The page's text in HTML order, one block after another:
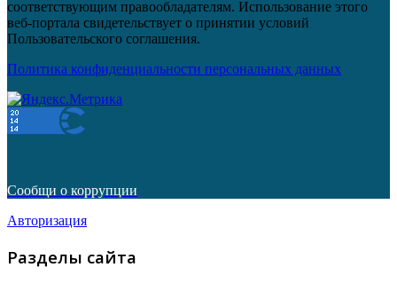
соответствующим правообладателям. Использование этого
веб-портала свидетельствует о принятии условий
Пользовательского соглашения.
Политика конфиденциальности персональных данных
Сообщи о коррупции
Авторизация
Разделы сайта